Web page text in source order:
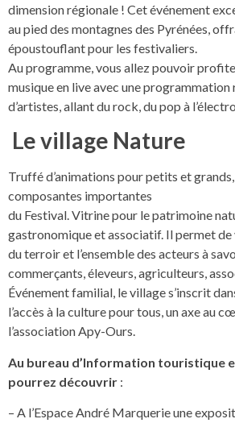
dimension régionale ! Cet événement
au pied des montagnes des Pyrénées,
époustouflant pour les festivaliers.
Au programme, vous allez pouvoir
musique en live avec une
d’artistes, allant du rock, du pop à
Le village Nature
Truffé d’animations pour petits et
composantes importantes
du Festival. Vitrine pour le patrimoine
gastronomique et associatif. Il permet
du terroir et l’ensemble des acteurs à
commerçants, éleveurs, agriculteurs,
Événement familial, le village s’inscrit
l’accès à la culture pour tous, un axe au
l’association Apy-Ours.
Au bureau d’Information touristique
pourrez découvrir :
– A l’Espace André Marquerie une